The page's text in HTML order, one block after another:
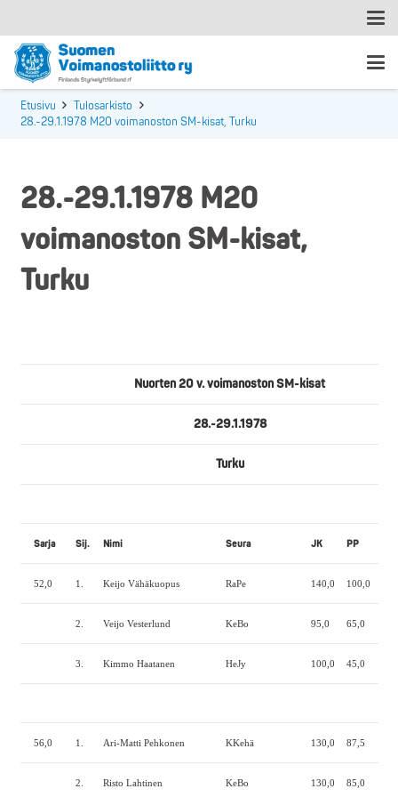
Etusivu
Tulosarkisto
28.-29.1.1978 M20 voimanoston SM-kisat, Turku
28.-29.1.1978 M20
voimanoston SM-kisat,
Turku
Nuorten 20 v. voimanoston SM-kisat
28.-29.1.1978
Turku
Sarja Sij. Nimi Seura JK PP
52,0 1. Keijo Vähäkuopus RaPe 140,0 100,0
2. Veijo Vesterlund KeBo 95,0 65,0
3. Kimmo Haatanen HeJy 100,0 45,0
56,0 1. Ari-Matti Pehkonen KKehä 130,0 87,5
2. Risto Lahtinen KeBo 130,0 85,0